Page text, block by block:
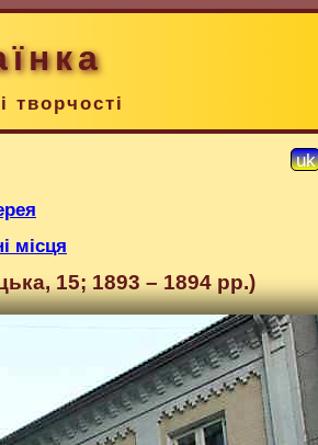
творчості
uk
місця
15; 1893 – 1894 рр.)